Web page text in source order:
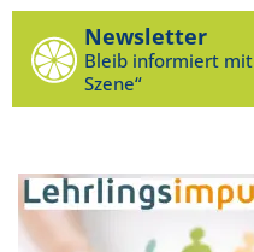
Newsletter
Bleib informiert mit
Szene“